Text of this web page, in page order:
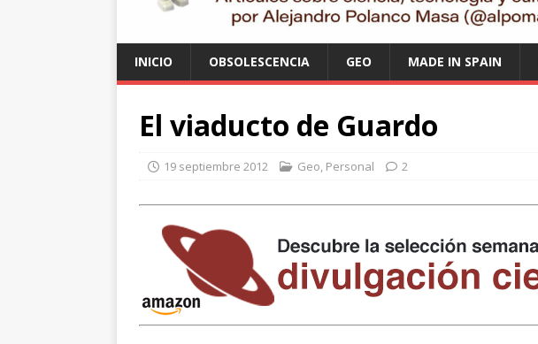
INICIO OBSOLESCENCIA GEO MADE IN SPAIN
El viaducto de Guardo
19 septiembre 2012 Geo, Personal 2